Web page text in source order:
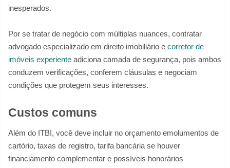
inesperados.
Por se tratar de negócio com múltiplas nuances, contratar
advogado especializado em direito imobiliário e corretor de
imóveis experiente adiciona camada de segurança, pois ambos
conduzem verificações, conferem cláusulas e negociam
condições que protegem seus interesses.
Custos comuns
Além do ITBI, você deve incluir no orçamento emolumentos de
cartório, taxas de registro, tarifa bancária se houver
financiamento complementar e possíveis honorários